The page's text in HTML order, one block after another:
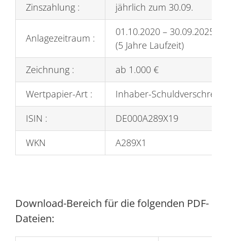
Zinszahlung :
jährlich zum 30.09.
Anlagezeitraum :
01.10.2020 – 30.09.2025
(5 Jahre Laufzeit)
Zeichnung :
ab 1.000 €
Wertpapier-Art :
Inhaber-
ISIN :
DE000A289X19
WKN
A289X1
Download-Bereich für die folgenden PDF-
Dateien: